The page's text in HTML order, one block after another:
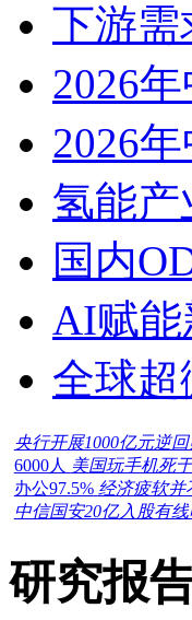
下游
2026
2026
氢能
国内
AI赋能
全球
央行开展1000亿元逆
6000人 美国玩手机死
办公97.5% 经济疲软并
中信国安20亿入股有
研究报